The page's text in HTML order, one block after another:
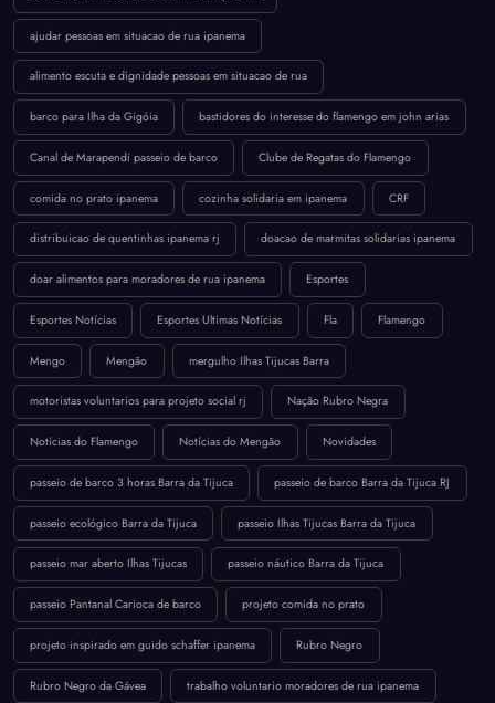
ajudar pessoas em situacao de rua ipanema
alimento escuta e dignidade pessoas em situacao de rua
barco para Ilha da Gigóia bastidores do interesse do flamengo em john arias
Canal de Marapendi passeio de barco Clube de Regatas do Flamengo
comida no prato ipanema cozinha solidaria em ipanema CRF
distribuicao de quentinhas ipanema rj doacao de marmitas solidarias ipanema
doar alimentos para moradores de rua ipanema Esportes
Esportes Notícias Esportes Ultimas Notícias Fla Flamengo
Mengo Mengão mergulho Ilhas Tijucas Barra
motoristas voluntarios para projeto social rj Nação Rubro Negra
Notícias do Flamengo Notícias do Mengão Novidades
passeio de barco 3 horas Barra da Tijuca passeio de barco Barra da Tijuca RJ
passeio ecológico Barra da Tijuca passeio Ilhas Tijucas Barra da Tijuca
passeio mar aberto Ilhas Tijucas passeio náutico Barra da Tijuca
passeio Pantanal Carioca de barco projeto comida no prato
projeto inspirado em guido schaffer ipanema Rubro Negro
Rubro Negro da Gávea trabalho voluntario moradores de rua ipanema